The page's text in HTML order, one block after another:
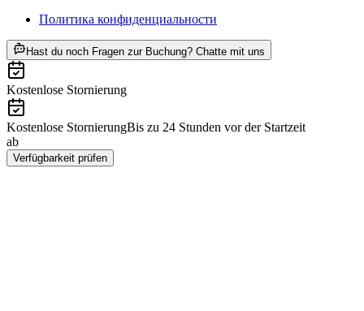
Политика конфиденциальности
Hast du noch Fragen zur Buchung? Chatte mit uns
Kostenlose Stornierung
Kostenlose StornierungBis zu 24 Stunden vor der Startzeit
ab
Verfügbarkeit prüfen